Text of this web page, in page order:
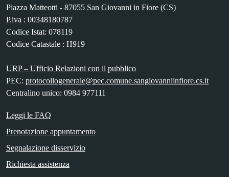
Piazza Matteotti - 87055 San Giovanni in Fiore (CS)
P.iva : 00348180787
Codice Istat: 078119
Codice Catastale : H919
URP – Ufficio Relazioni con il pubblico
PEC: protocollogenerale@pec.comune.sangiovanniinfiore.cs.it
Centralino unico: 0984 977111
Leggi le FAQ
Prenotazione appuntamento
Segnalazione disservizio
Richiesta assistenza